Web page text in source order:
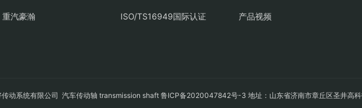
重汽豪瀚 ISO/TS16949国际认证 产品视频
动系统有限公司 汽车传动轴 transmission shaft 鲁ICP备2020047842号-3 地址：山东省济南市章丘区圣井